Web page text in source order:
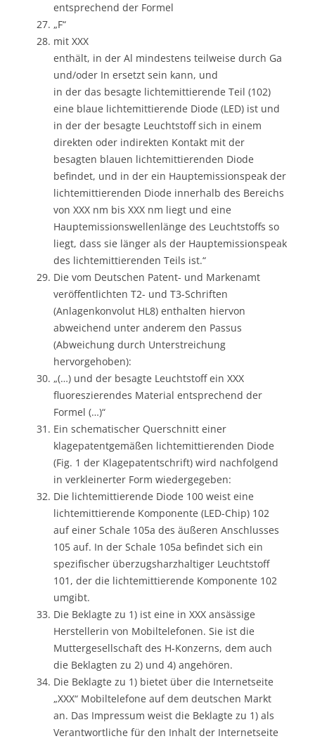
entsprechend der Formel
„F“
mit XXX
enthält, in der Al mindestens teilweise durch Ga
und/oder In ersetzt sein kann, und
in der das besagte lichtemittierende Teil (102)
eine blaue lichtemittierende Diode (LED) ist und
in der der besagte Leuchtstoff sich in einem
direkten oder indirekten Kontakt mit der
besagten blauen lichtemittierenden Diode
befindet, und in der ein Hauptemissionspeak der
lichtemittierenden Diode innerhalb des Bereichs
von XXX nm bis XXX nm liegt und eine
Hauptemissionswellenlänge des Leuchtstoffs so
liegt, dass sie länger als der Hauptemissionspeak
des lichtemittierenden Teils ist.“
Die vom Deutschen Patent- und Markenamt
veröffentlichten T2- und T3-Schriften
(Anlagenkonvolut HL8) enthalten hiervon
abweichend unter anderem den Passus
(Abweichung durch Unterstreichung
hervorgehoben):
„(…) und der besagte Leuchtstoff ein XXX
fluoreszierendes Material entsprechend der
Formel (…)“
Ein schematischer Querschnitt einer
klagepatentgemäßen lichtemittierenden Diode
(Fig. 1 der Klagepatentschrift) wird nachfolgend
in verkleinerter Form wiedergegeben:
Die lichtemittierende Diode 100 weist eine
lichtemittierende Komponente (LED-Chip) 102
auf einer Schale 105a des äußeren Anschlusses
105 auf. In der Schale 105a befindet sich ein
spezifischer überzugsharzhaltiger Leuchtstoff
101, der die lichtemittierende Komponente 102
umgibt.
Die Beklagte zu 1) ist eine in XXX ansässige
Herstellerin von Mobiltelefonen. Sie ist die
Muttergesellschaft des H-Konzerns, dem auch
die Beklagten zu 2) und 4) angehören.
Die Beklagte zu 1) bietet über die Internetseite
„XXX“ Mobiltelefone auf dem deutschen Markt
an. Das Impressum weist die Beklagte zu 1) als
Verantwortliche für den Inhalt der Internetseite